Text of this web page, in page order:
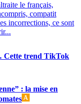
le français,
compatit
incorrections, ce sont
Cette trend TikTok
: la mise en